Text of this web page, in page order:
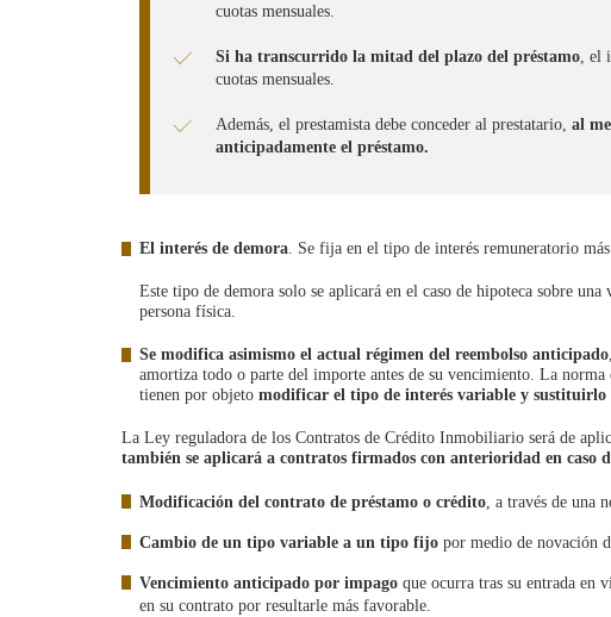
cuotas mensuales.
Si ha transcurrido la mitad del plazo del préstamo, el
cuotas mensuales.
Además, el prestamista debe conceder al prestatario, al
anticipadamente el préstamo.
El interés de demora. Se fija en el tipo de interés remuneratorio
Este tipo de demora solo se aplicará en el caso de hipoteca sobre
persona física.
Se modifica asimismo el actual régimen del reembolso anticipado
amortiza todo o parte del importe antes de su vencimiento. La norma
tienen por objeto modificar el tipo de interés variable y
La Ley reguladora de los Contratos de Crédito Inmobiliario será de
también se aplicará a contratos firmados con anterioridad en caso
Modificación del contrato de préstamo o crédito, a través de una
Cambio de un tipo variable a un tipo fijo por medio de novación
Vencimiento anticipado por impago que ocurra tras su entrada en
en su contrato por resultarle más favorable.